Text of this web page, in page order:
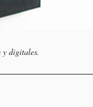
y digitales.